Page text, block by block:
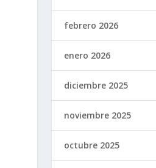
febrero 2026
enero 2026
diciembre 2025
noviembre 2025
octubre 2025